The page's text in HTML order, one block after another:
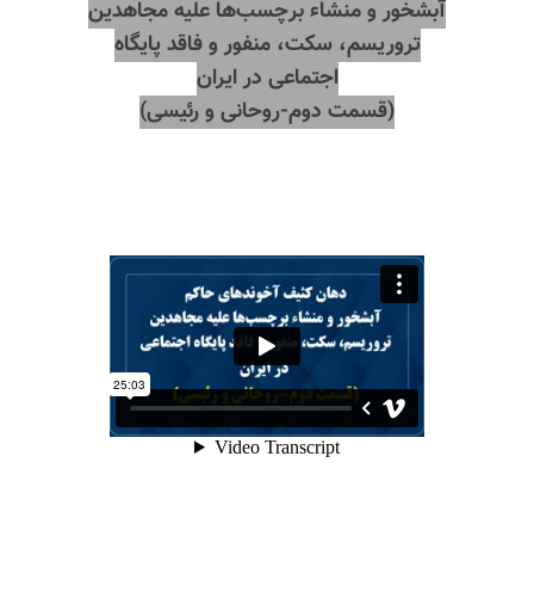
آبشخور و منشاء برچسب‌ها علیه مجاهدین
تروریسم، سکت، منفور و فاقد پایگاه
اجتماعی در ایران
(قسمت دوم-روحانی و رئیسی)